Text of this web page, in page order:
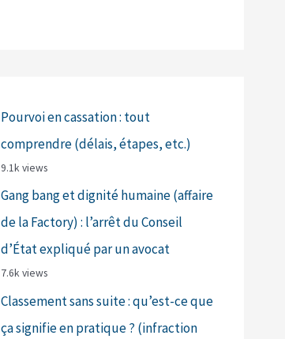
Pourvoi en cassation : tout
comprendre (délais, étapes, etc.)
9.1k views
Gang bang et dignité humaine (affaire
de la Factory) : l’arrêt du Conseil
d’État expliqué par un avocat
7.6k views
Classement sans suite : qu’est-ce que
ça signifie en pratique ? (infraction